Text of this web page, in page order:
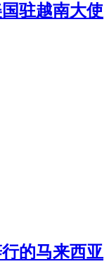
驻越南大使
的马来西亚